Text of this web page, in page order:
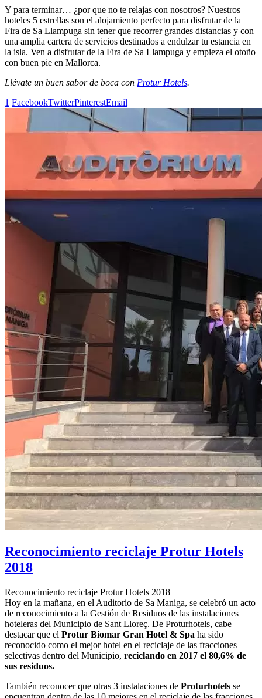
Y para terminar… ¿por que no te relajas con nosotros? Nuestros
hoteles 5 estrellas son el alojamiento perfecto para disfrutar de la
Fira de Sa Llampuga sin tener que recorrer grandes distancias y con
una amplia cartera de servicios destinados a endulzar tu estancia en
la isla. Ven a disfrutar de la Fira de Sa Llampuga y empieza el otoño
con buen pie en Mallorca.
Llévate un buen sabor de boca con Protur Hotels.
1 FacebookTwitterPinterestEmail
Reconocimiento reciclaje Protur Hotels
2018
Reconocimiento reciclaje Protur Hotels 2018
Hoy en la mañana, en el Auditorio de Sa Maniga, se celebró un acto
de reconocimiento a la Gestión de Residuos de las instalaciones
hoteleras del Municipio de Sant Lloreç. De Proturhotels, cabe
destacar que el Protur Biomar Gran Hotel & Spa ha sido
reconocido como el mejor hotel en el reciclaje de las fracciones
selectivas dentro del Municipio, reciclando en 2017 el 80,6% de
sus residuos.
También reconocer que otras 3 instalaciones de Proturhotels se